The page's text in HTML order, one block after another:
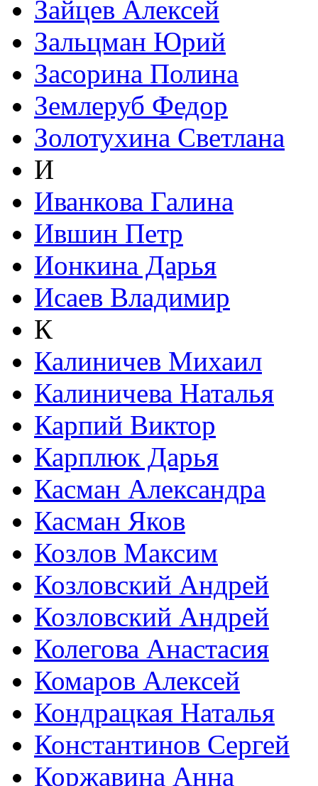
Зайцев Алексей
Зальцман Юрий
Засорина Полина
Землеруб Федор
Золотухина Светлана
И
Иванкова Галина
Ившин Петр
Ионкина Дарья
Исаев Владимир
К
Калиничев Михаил
Калиничева Наталья
Карпий Виктор
Карплюк Дарья
Касман Александра
Касман Яков
Козлов Максим
Козловский Андрей
Козловский Андрей
Колегова Анастасия
Комаров Алексей
Кондрацкая Наталья
Константинов Сергей
Коржавина Анна